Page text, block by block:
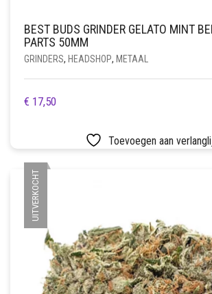
BEST BUDS GRINDER GELATO MINT
PARTS 50MM
GRINDERS, HEADSHOP, METAAL
€ 17,50
Toevoegen aan
UITVERKOCHT